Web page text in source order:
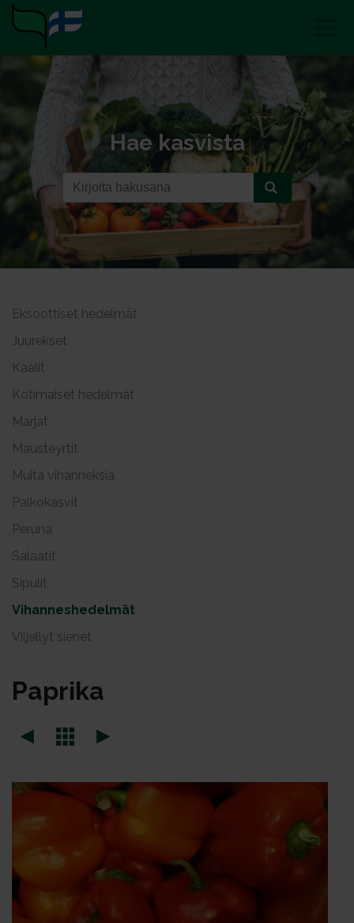
Hae kasvista
Eksoottiset hedelmät
Juurekset
Kaalit
Kotimaiset hedelmät
Marjat
Mausteyrtit
Muita vihanneksia
Palkokasvit
Peruna
Salaatit
Sipulit
Vihanneshedelmät
Viljellyt sienet
Pap­ri­ka